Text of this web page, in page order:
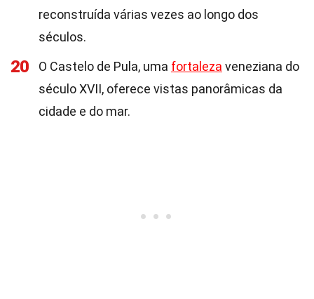
reconstruída várias vezes ao longo dos
séculos.
20 O Castelo de Pula, uma fortaleza veneziana do
século XVII, oferece vistas panorâmicas da
cidade e do mar.